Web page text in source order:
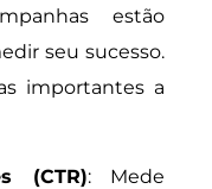
estão
seu sucesso.
importantes a
(CTR): Mede